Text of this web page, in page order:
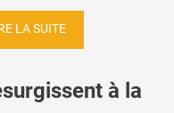
LA SUITE
à la